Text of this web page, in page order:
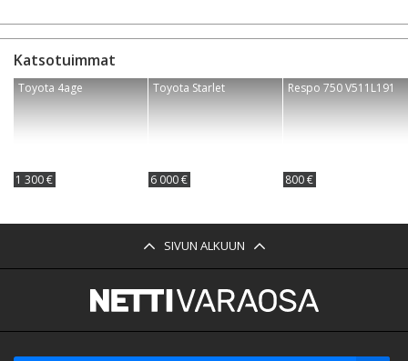
Katsotuimmat
Toyota 4age
1 300 €
Toyota Starlet
6 000 €
Respo 750 V511L191
800 €
SIVUN ALKUUN